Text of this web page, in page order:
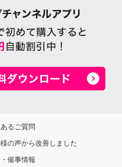
るご質問
の声から改善しました
催事情報